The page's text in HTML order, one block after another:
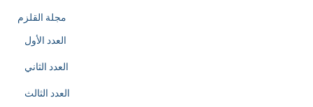
مجلة القلزم
العدد الأول
العدد الثاني
العدد الثالث